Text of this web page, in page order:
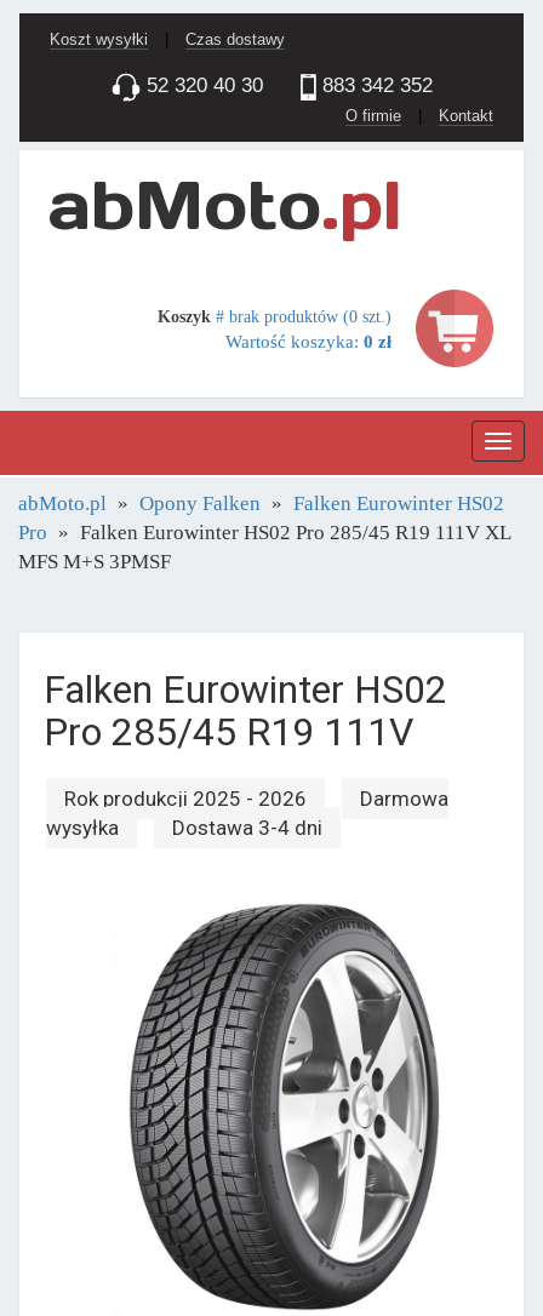
Koszt wysyłki Czas dostawy
52 320 40 30 883 342 352
O firmie | Kontakt
Koszyk # brak produktów (0 szt.)
Wartość koszyka: 0 zł
abMoto.pl Opony Falken
Falken Eurowinter HS02
Pro
Falken Eurowinter HS02 Pro 285/45 R19 111V XL
MFS M+S 3PMSF
Falken Eurowinter HS02
Pro 285/45 R19 111V
Rok produkcji 2025 - 2026
Darmowa
wysyłka
Dostawa 3-4 dni